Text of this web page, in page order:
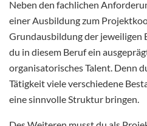
Neben den fachlichen
einer Ausbildung zum
Grundausbildung der jeweiligen
du in diesem Beruf ein
organisatorisches Talent. Denn
Tätigkeit viele verschiedene
eine sinnvolle Struktur bringen.